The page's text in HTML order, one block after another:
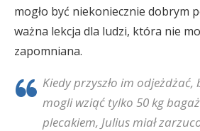
mogło być niekoniecznie dobrym
ważna lekcja dla ludzi, która nie
zapomniana.
Kiedy przyszło im odjeżdżać,
mogli wziąć tylko 50 kg
plecakiem, Julius miał